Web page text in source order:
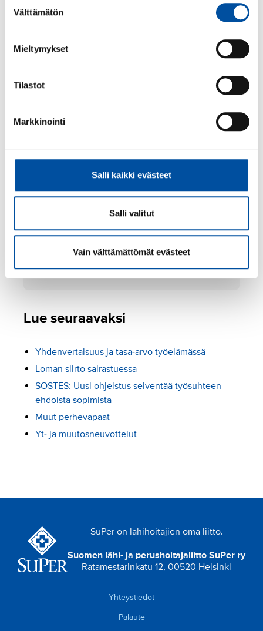
valinta
Välttämätön
Mieltymykset
Tilastot
Markkinointi
Salli kaikki evästeet
Salli valitut
Vain välttämättömät evästeet
Osittaisen vanhempainvapaan osa-aikatyön
sovittava. Jos sopimukseen ei päästä, työntekijällä
vanhempainvapaalle tai noudattamaan aikaisempaa
Jos työnantaja kieltäytyy tekemästä sopimuksen
Katso myös
perhevapaalla olevan
irtisanominen
Lue seuraavaksi
Yhdenvertaisuus ja tasa-arvo työelämässä
Loman siirto sairastuessa
SOSTES: Uusi ohjeistus selventää työsuhteen
ehdoista sopimista
Muut perhevapaat
Yt- ja muutosneuvottelut
SuPer on lähihoitajien oma liitto.
Suomen lähi- ja perushoitajaliitto SuPer ry
Ratamestarinkatu 12, 00520 Helsinki
Yhteystiedot
Palaute